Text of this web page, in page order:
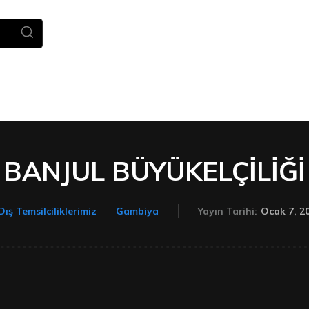
BANJUL BÜYÜKELÇİLİĞİ
Temsilciliklerimiz Gambiya Yayın Tarihi: Ocak 7,